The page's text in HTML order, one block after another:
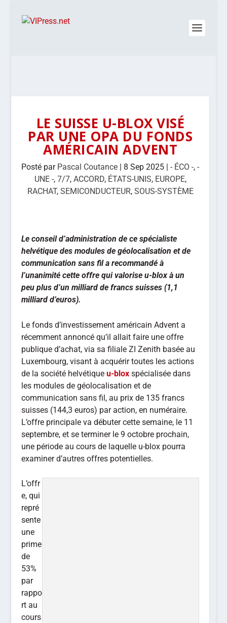
LE SUISSE U-BLOX VISÉ
PAR UNE OPA DU FONDS
AMÉRICAIN ADVENT
Posté par Pascal Coutance | 8 Sep 2025 |- ÉCO -,-
UNE -, 7/7, ACCORD, ÉTATS-UNIS, EUROPE,
RACHAT, SEMICONDUCTEUR, SOUS-SYSTÈME
Le conseil d’administration de ce spécialiste
helvétique des modules de géolocalisation et de
communication sans fil a recommandé à
l’unanimité cette offre qui valorise u-blox à un
peu plus d’un milliard de francs suisses (1,1
milliard d’euros).
Le fonds d’investissement américain Advent a
récemment annoncé qu’il allait faire une offre
publique d’achat, via sa filiale ZI Zenith basée au
Luxembourg, visant à acquérir toutes les actions
de la société helvétiqueu-blox spécialisée dans
les modules de géolocalisation et de
communication sans fil, au prix de 135 francs
suisses (144,3 euros) par action, en numéraire.
L’offre principale va débuter cette semaine, le 11
septembre, et se terminer le 9 octobre prochain,
une période au cours de laquelle u-blox pourra
examiner d’autres offres potentielles.
L’offr
e, qui
repré
sente
une
prime
de
53%
par
rappo
rt au
cours